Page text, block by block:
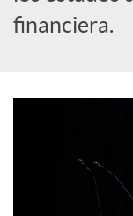
a
financiera.